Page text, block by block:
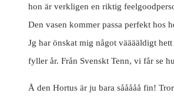
hon är verkligen en riktig
Den vasen kommer passa perfekt hos
Jg har önskat mig något vääääldigt
fyller år. Från Svenskt Tenn, vi får se
Å den Hortus är ju bara sååååå fin!